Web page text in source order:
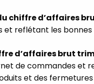
du chiffre d’affaires
reflétant les bonnes
d’affaires brut
de commandes et
et des